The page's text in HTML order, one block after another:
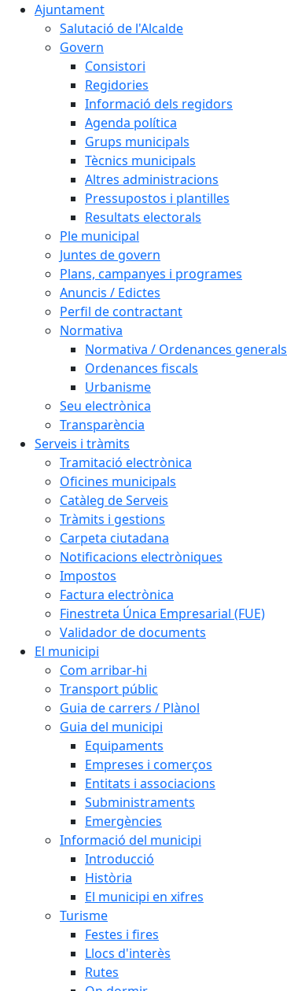
Ajuntament
Salutació de l'Alcalde
Govern
Consistori
Regidories
Informació dels regidors
Agenda política
Grups municipals
Tècnics municipals
Altres administracions
Pressupostos i plantilles
Resultats electorals
Ple municipal
Juntes de govern
Plans, campanyes i programes
Anuncis / Edictes
Perfil de contractant
Normativa
Normativa / Ordenances generals
Ordenances fiscals
Urbanisme
Seu electrònica
Transparència
Serveis i tràmits
Tramitació electrònica
Oficines municipals
Catàleg de Serveis
Tràmits i gestions
Carpeta ciutadana
Notificacions electròniques
Impostos
Factura electrònica
Finestreta Única Empresarial (FUE)
Validador de documents
El municipi
Com arribar-hi
Transport públic
Guia de carrers / Plànol
Guia del municipi
Equipaments
Empreses i comerços
Entitats i associacions
Subministraments
Emergències
Informació del municipi
Introducció
Història
El municipi en xifres
Turisme
Festes i fires
Llocs d'interès
Rutes